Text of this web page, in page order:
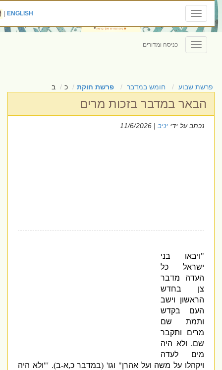
Toggle
navigation
ENGLISH
|
Toggle
navigation
כניסה ומדורים
פרשת שבוע חומש במדבר פרשת חוקת כ ב
הבאר במדבר בזכות מרים
נכתב על ידייניב| 11/6/2026
ויבאו בני
ישראל כל
העדה מדבר
צן בחדש
הראשון וישב
העם בקדש
ותמת שם
מרים ותקבר
שם.ולא היה
מים לעדה
ויקהלו על משה ועל אהרן"וגו ' (במדבר כ, א-ב). '" ולא היה